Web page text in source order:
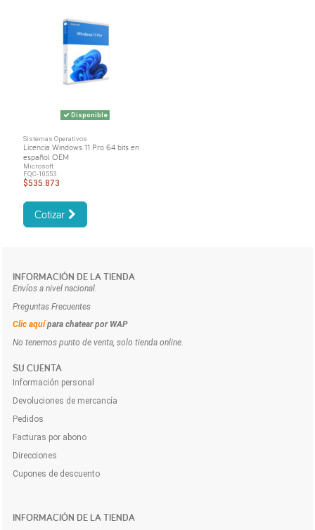
Disponible
Sistemas Operativos
Licencia Windows 11 Pro 64 bits en
español OEM
Microsoft
FQC-10553
$535.873
Cotizar
INFORMACIÓN DE LA TIENDA
Envíos a nivel nacional.
Preguntas Frecuentes
Clic aquí para chatear por WAP
No tenemos punto de venta, solo tienda online.
INFORMACIÓN DE LA TIENDA
SU CUENTA
Información personal
Devoluciones de mercancía
Pedidos
Facturas por abono
Direcciones
Cupones de descuento